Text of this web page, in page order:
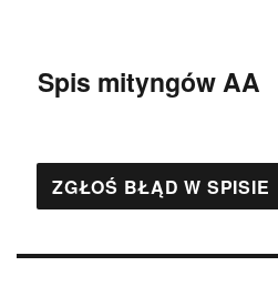
Spis mityngów AA
ZGŁOŚ BŁĄD W SPISIE